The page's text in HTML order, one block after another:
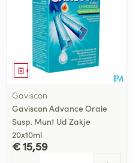
Geneesmiddel
Gaviscon
Gaviscon Advance Orale
Susp. Munt Ud Zakje
20x10ml
€ 15,59